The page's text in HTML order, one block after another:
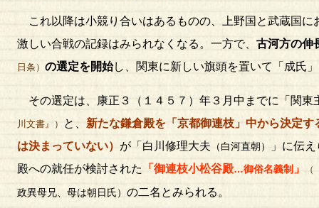
これ以降は小競り合いはあるものの、上野国と武蔵国に
激しい合戦の記録はみられなくなる。一方で、 古河方の伸
日条） の選定を開始し、関東に新しい旗頭を置いて「成氏
その選定は、康正３（１４５７）年３月中までに「関東
川文書』） と、 新たな鎌倉殿を「京都御連枝」中から決定
は決まっていない） が「白川修理大夫 （白河直朝）
」に伝
殿への就任が検討された
「御連枝小松谷殿…御俗名義制 」
政異母兄、母は朝日氏） の二名とみられる。